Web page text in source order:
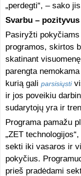
„perdegti“, – sako
Svarbu –
Pasiryžti
programos, skirtos
skatinant
parengta
kurią gali parsisiųsti
ir jos poveikiu
sudarytojų yra ir
Programa pamažu
„ZET
sekti iki vasaros ir
pokyčius.
prieš pradėdami